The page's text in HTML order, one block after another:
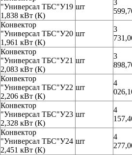
"Универсал ТБС"У19
1,838 кВт (К)
шт
3
Конвектор
"Универсал ТБС"У20
1,961 кВт (К)
шт
3
Конвектор
"Универсал ТБС"У21
2,083 кВт (К)
шт
3
Конвектор
"Универсал ТБС"У22
2,206 кВт (К)
шт
4
Конвектор
"Универсал ТБС"У23
2,328 кВт (К)
шт
4
Конвектор
"Универсал ТБС"У24
2,451 кВт (К)
шт
4